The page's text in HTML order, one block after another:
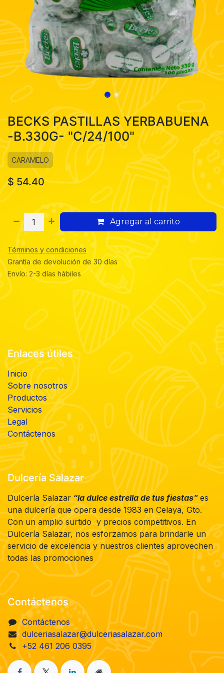
BECKS PASTILLAS YERBABUENA
-B.330G- "C/24/100"
CARAMELO
$54.40
Agregar al carrito
Términos y condiciones
Grantía de devolución de 30 días
Envío: 2-3 días hábiles
Enlaces útiles
Inicio
Sobre nosotros
Productos
Servicios
Legal
Contáctenos
Dulcería Salazar
Dulcería Salazar “la dulce estrella de tus fiestas”es
una dulcería que opera desde 1983 en Celaya, Gto.
Con un amplio surtido y precios competitivos. En
Dulcería Salazar, nos esforzamos para brindarle un
servicio de excelencia y nuestros clientes aprovechen
todas las promociones
Contáctenos
Contáctenos
dulceriasalazar@dulceriasalazar.com
+52 461 206 0395